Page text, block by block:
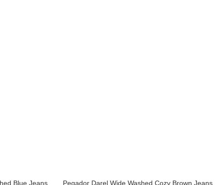
Blue Jeans Pegador Darel Wide Washed Cozy Brown Jeans